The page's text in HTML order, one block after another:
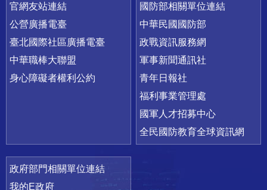
官網友站連結
公營廣播電臺
臺北國際社區廣播電臺
中華職棒大聯盟
身心障礙者權利公約
國防部相關單位連結
中華民國國防部
政戰資訊服務網
軍事新聞通訊社
青年日報社
福利事業管理處
國軍人才招募中心
全民國防教育全球資訊網
政府部門相關單位連結
我的E政府